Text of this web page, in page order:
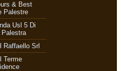
& Best
Palestre
Usl 5 Di
Palestra
Raffaello Srl
Terme